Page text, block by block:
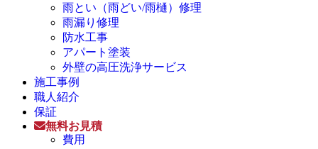
雨とい（雨どい/雨樋）修理
雨漏り修理
防水工事
アパート塗装
外壁の高圧洗浄サービス
施工事例
職人紹介
保証
無料お見積
費用